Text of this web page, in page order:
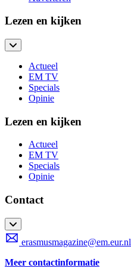
Lezen en kijken
Actueel
EM TV
Specials
Opinie
Lezen en kijken
Actueel
EM TV
Specials
Opinie
Contact
erasmusmagazine@em.eur.nl
Meer contactinformatie